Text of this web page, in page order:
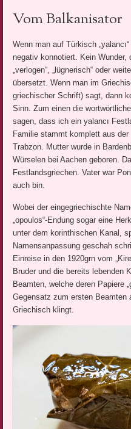
Vom Balkanisator
Wenn man auf Türkisch
negativ konnotiert. Kein Wunder,
„verlogen“, „lügnerisch“ oder
übersetzt. Wenn man im
griechischer Schrift) sagt, dann
Sinn. Zum einen die
sagen, dass ich ein yalancı
Familie stammt komplett aus
Trabzon. Mutter wurde in
Würselen bei Aachen geboren.
Festlandsgriechen. Vater war
auch bin.
Wobei der eingegriechischte
„opoulos“-Endung sogar eine
unter dem korinthischen Kanal,
Namensanpassung geschah
Einreise in den 1920grn vom
Bruder und die bereits lebenden
Beamten, welche deren Papiere
Gegensatz zum ersten Beamten
Griechisch klingt.